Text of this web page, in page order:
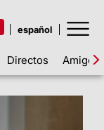
Directos Amigos